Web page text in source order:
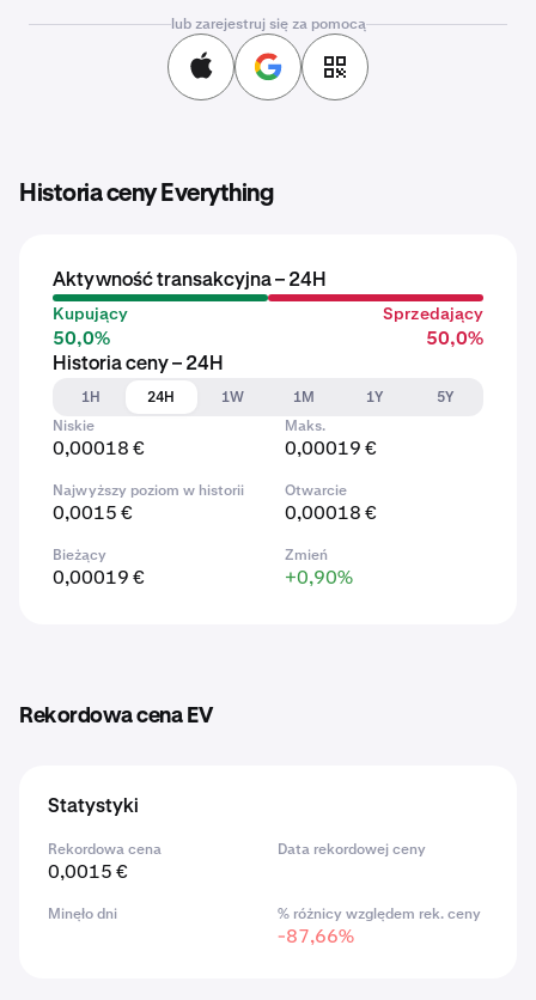
lub zarejestruj się za pomocą
Historia ceny Everything
Aktywność transakcyjna – 24H
Kupujący
50,0%
Sprzedający
50,0%
Historia ceny – 24H
1H
24H 1W 1M 1Y
5Y
Niskie
0,00018 €
Maks.
0,00019 €
Najwyższy poziom w historii
0,0015 €
Otwarcie
0,00018 €
Bieżący
0,00019 €
Zmień
+0,90%
Rekordowa cena EV
Statystyki
Rekordowa cena
0,0015 €
Data rekordowej ceny
Minęło dni % różnicy względem rek. ceny
-87,66%